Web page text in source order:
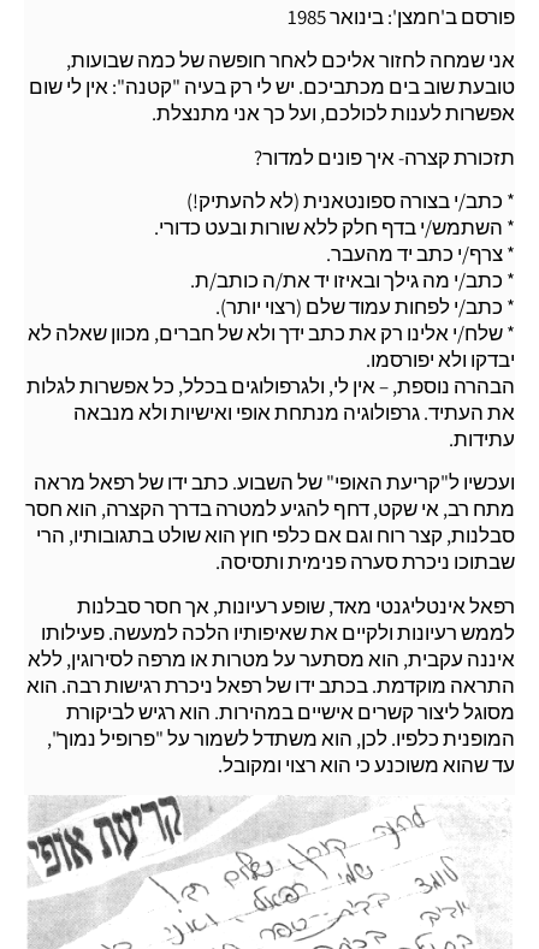
פורסם ב'חמצן': בינואר 1985
אני שמחה לחזור אליכם לאחר חופשה של כמה שבועות,
טובעת שוב בים מכתביכם. יש לי רק בעיה "קטנה": אין לי שום
אפשרות לענות לכולכם, ועל כך אני מתנצלת.
תזכורת קצרה- איך פונים למדור?
* כתב/י בצורה ספונטאנית (לא להעתיק!)
* השתמש/י בדף חלק ללא שורות ובעט כדורי.
* צרף/י כתב יד מהעבר.
* כתב/י מה גילך ובאיזו יד את/ה כותב/ת.
* כתב/י לפחות עמוד שלם (רצוי יותר).
* שלח/י אלינו רק את כתב ידך ולא של חברים, מכוון שאלה לא
יבדקו ולא יפורסמו.
הבהרה נוספת, – אין לי, ולגרפולוגים בכלל, כל אפשרות לגלות
את העתיד. גרפולוגיה מנתחת אופי ואישיות ולא מנבאה
עתידות.
ועכשיו ל"קריעת האופי" של השבוע. כתב ידו של רפאל מראה
מתח רב, אי שקט, דחף להגיע למטרה בדרך הקצרה, הוא חסר
סבלנות, קצר רוח וגם אם כלפי חוץ הוא שולט בתגובותיו, הרי
שבתוכו ניכרת סערה פנימית ותסיסה.
רפאל אינטליגנטי מאד, שופע רעיונות, אך חסר סבלנות
לממש רעיונות ולקיים את שאיפותיו הלכה למעשה. פעילותו
איננה עקבית, הוא מסתער על מטרות או מרפה לסירוגין, ללא
התראה מוקדמת. בכתב ידו של רפאל ניכרת רגישות רבה. הוא
מסוגל ליצור קשרים אישיים במהירות. הוא רגיש לביקורת
המופנית כלפיו. לכן, הוא משתדל לשמור על "פרופיל נמוך",
עד שהוא משוכנע כי הוא רצוי ומקובל.